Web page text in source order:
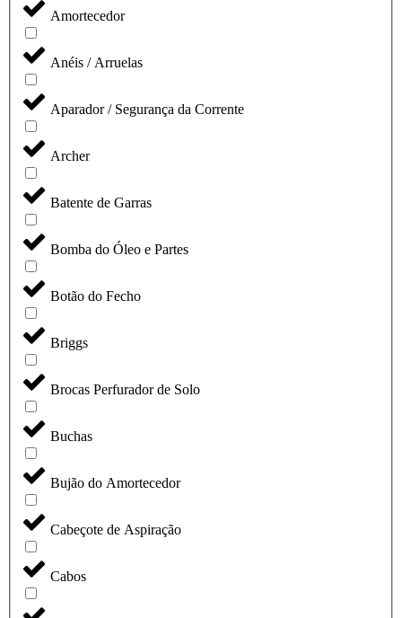
Amortecedor
Anéis / Arruelas
Aparador / Segurança da Corrente
Archer
Batente de Garras
Bomba do Óleo e Partes
Botão do Fecho
Briggs
Brocas Perfurador de Solo
Buchas
Bujão do Amortecedor
Cabeçote de Aspiração
Cabos